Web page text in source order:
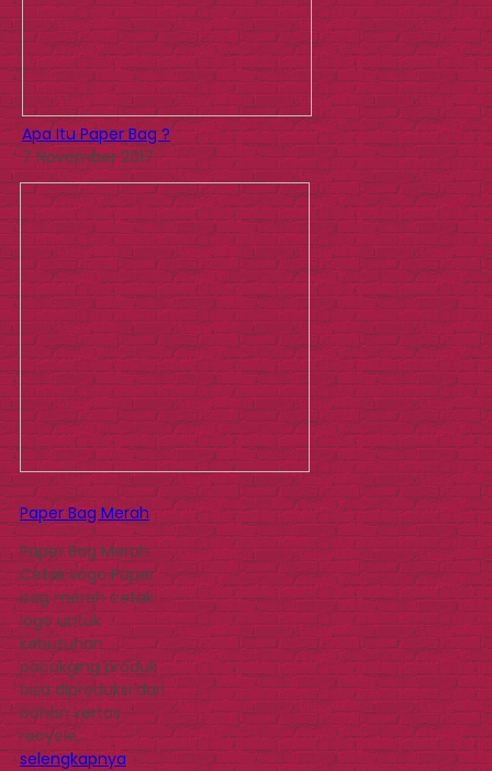
Apa Itu Paper Bag ?
7 November 2017
Paper Bag Merah
Paper Bag Merah
Cetak Logo Paper
bag merah cetak
logo untuk
kebutuhan
pacakging produk
bisa diproduksi dari
bahan kertas
recycle…
selengkapnya